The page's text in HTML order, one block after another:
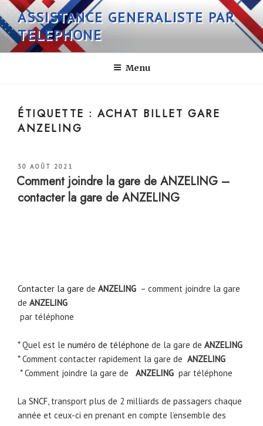
Aller
au
contenu
principal
ASSISTANCE GENERALISTE PAR
TELEPHONE
Menu
ÉTIQUETTE :ACHAT BILLET GARE
ANZELING
PUBLIÉ
LE
30 AOÛT 2021
Comment joindre la gare de ANZELING –
contacter la gare de ANZELING
Contacter la gare de ANZELING – comment joindre la gare
de ANZELING
par téléphone
* Quel est le numéro de téléphone de la gare de ANZELING
* Comment contacter rapidement la gare de ANZELING
* Comment joindre la gare de
ANZELING par téléphone
La SNCF, transport plus de 2 milliards de passagers chaque
année et ceux-ci en prenant en compte l’ensemble des